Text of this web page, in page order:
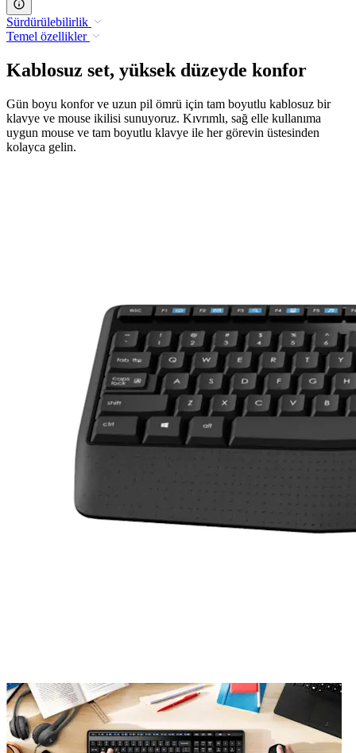
Sürdürülebilirlik
Temel özellikler
Kablosuz set, yüksek düzeyde konfor
Gün boyu konfor ve uzun pil ömrü için tam boyutlu kablosuz bir
klavye ve mouse ikilisi sunuyoruz. Kıvrımlı, sağ elle kullanıma
uygun mouse ve tam boyutlu klavye ile her görevin üstesinden
kolayca gelin.